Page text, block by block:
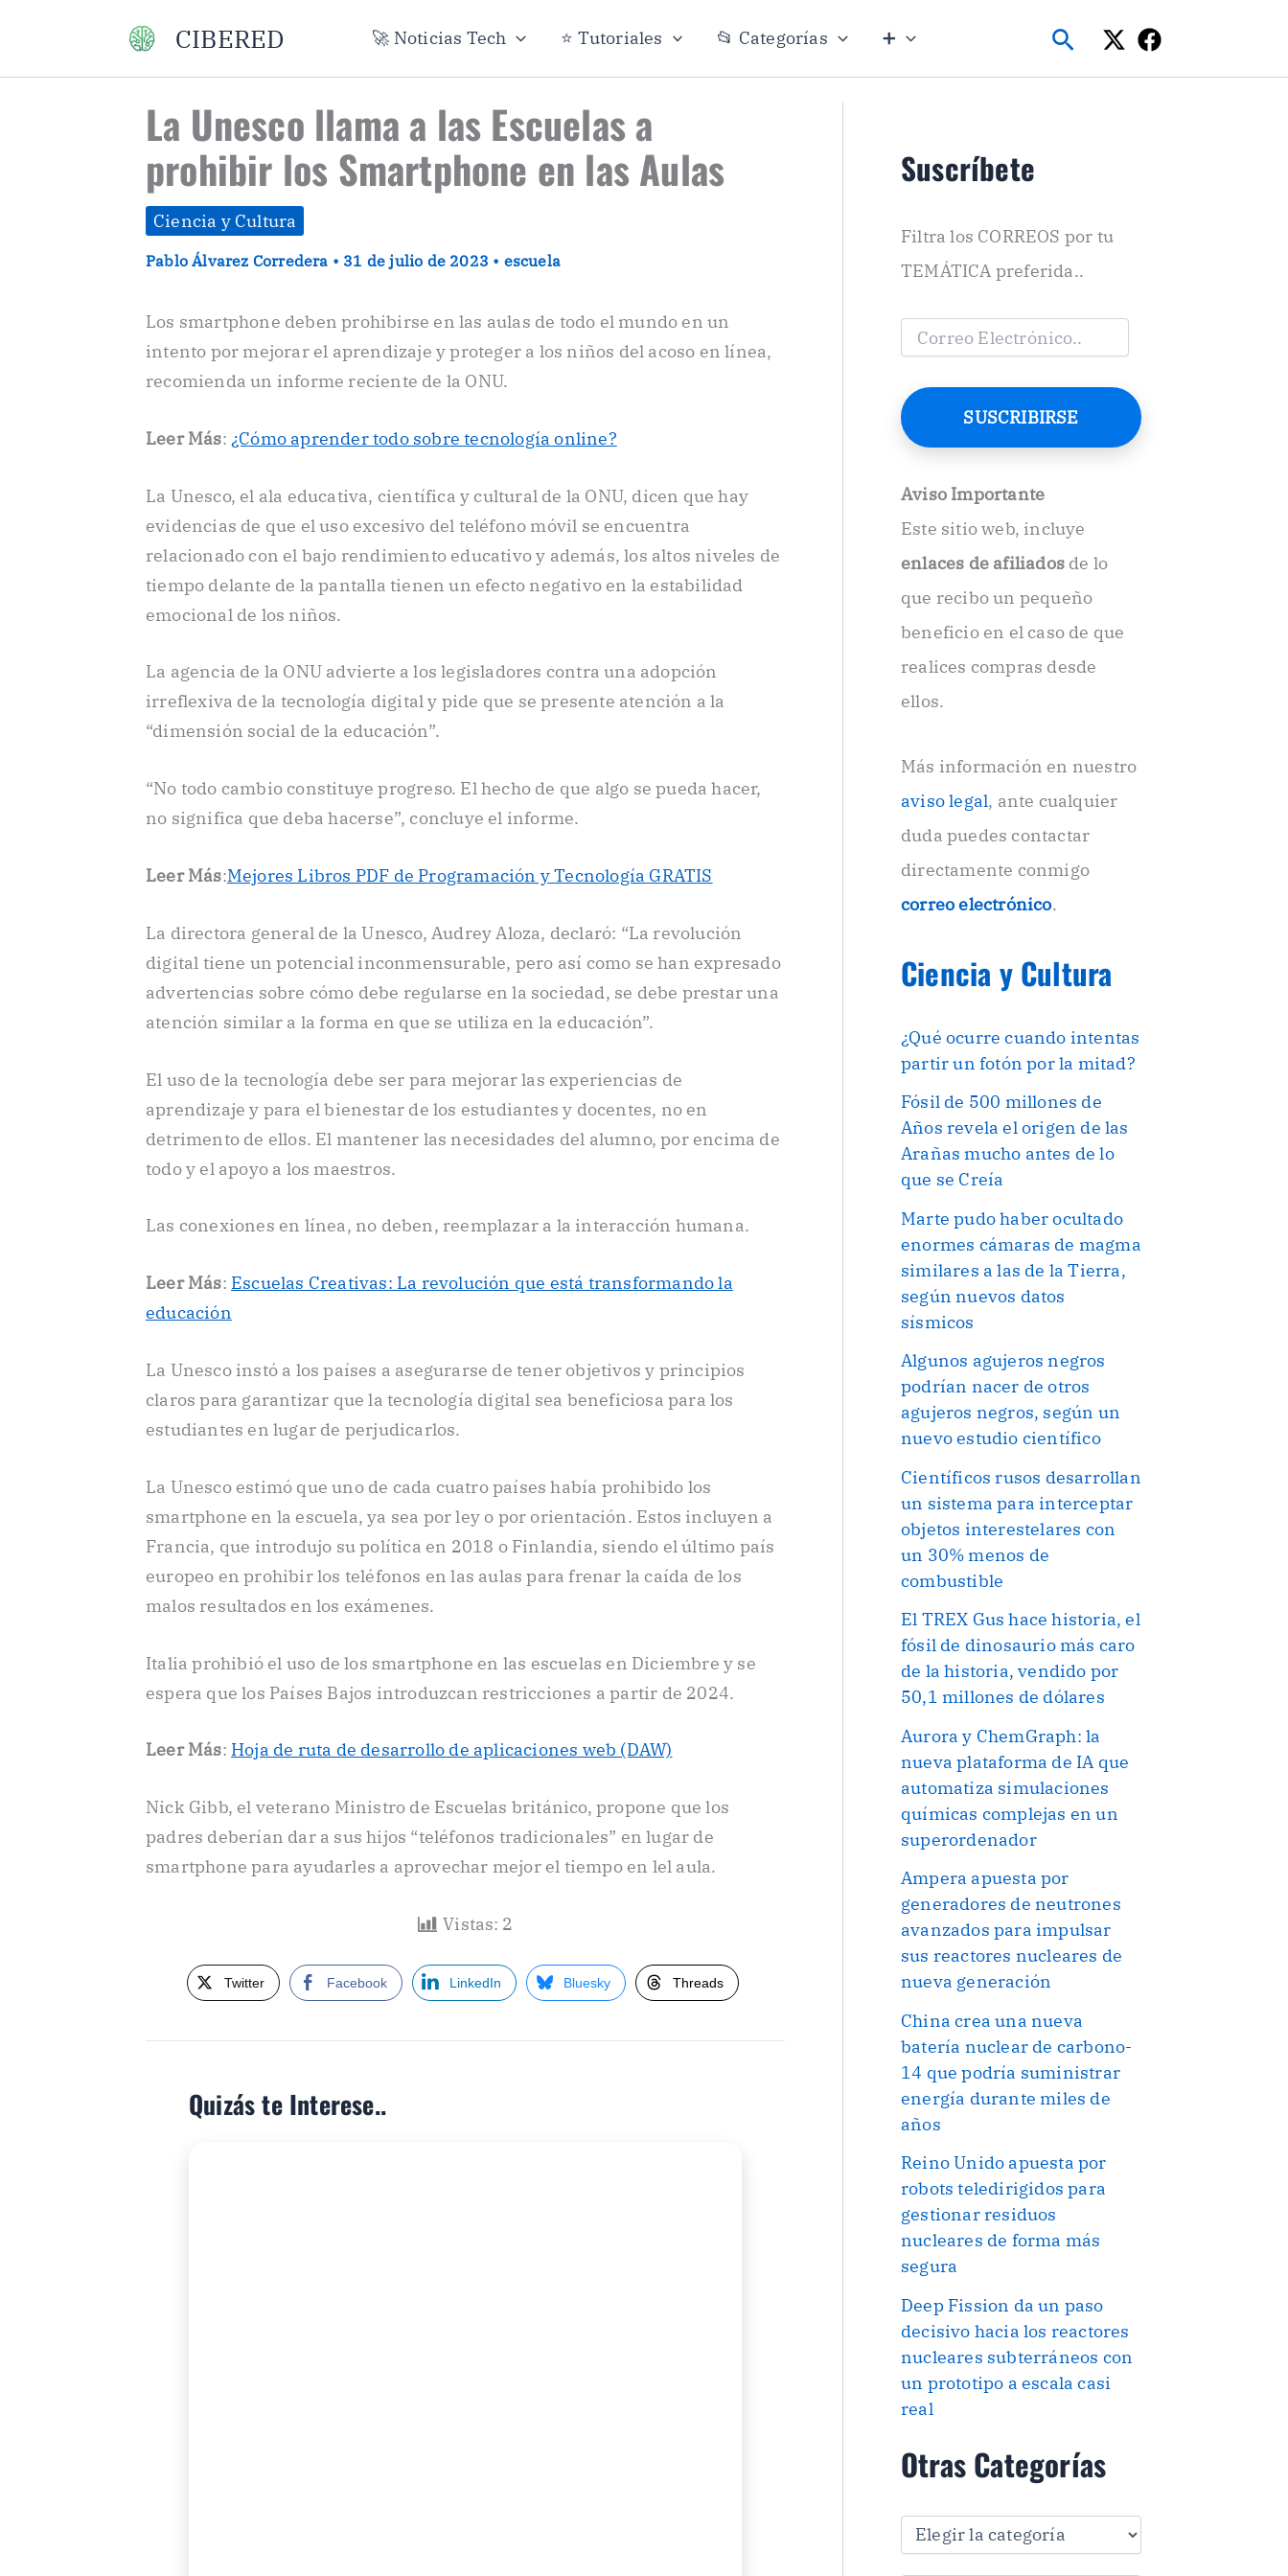
contenido
CIBERED 🚀 Noticias Tech ⭐ Tutoriales 📂 Categorías ➕ Buscar
La Unesco llama a las Escuelas a
prohibir los Smartphone en las Aulas
Ciencia y Cultura
Pablo Álvarez Corredera • 31 de julio de 2023 • escuela
Los smartphone deben prohibirse en las aulas de todo el mundo en un
intento por mejorar el aprendizaje y proteger a los niños del acoso en línea,
recomienda un informe reciente de la ONU.
Leer Más:¿Cómo aprender todo sobre tecnología online?
La Unesco, el ala educativa, científica y cultural de la ONU, dicen que hay
evidencias de que el uso excesivo del teléfono móvil se encuentra
relacionado con el bajo rendimiento educativo y además, los altos niveles de
tiempo delante de la pantalla tienen un efecto negativo en la estabilidad
emocional de los niños.
La agencia de la ONU advierte a los legisladores contra una adopción
irreflexiva de la tecnología digital y pide que se presente atención a la
“dimensión social de la educación”.
“No todo cambio constituye progreso. El hecho de que algo se pueda hacer,
no significa que deba hacerse”, concluye el informe.
Leer Más:Mejores Libros PDF de Programación y Tecnología GRATIS
La directora general de la Unesco, Audrey Aloza, declaró: “La revolución
digital tiene un potencial inconmensurable, pero así como se han expresado
advertencias sobre cómo debe regularse en la sociedad, se debe prestar una
atención similar a la forma en que se utiliza en la educación”.
El uso de la tecnología debe ser para mejorar las experiencias de
aprendizaje y para el bienestar de los estudiantes y docentes, no en
detrimento de ellos. El mantener las necesidades del alumno, por encima de
todo y el apoyo a los maestros.
Las conexiones en línea, no deben, reemplazar a la interacción humana.
Leer Más: Escuelas Creativas: La revolución que está transformando la
educación
La Unesco instó a los países a asegurarse de tener objetivos y principios
claros para garantizar que la tecnología digital sea beneficiosa para los
estudiantes en lugar de perjudicarlos.
La Unesco estimó que uno de cada cuatro países había prohibido los
smartphone en la escuela, ya sea por ley o por orientación. Estos incluyen a
Francia, que introdujo su política en 2018 o Finlandia, siendo el último país
europeo en prohibir los teléfonos en las aulas para frenar la caída de los
malos resultados en los exámenes.
Italia prohibió el uso de los smartphone en las escuelas en Diciembre y se
espera que los Países Bajos introduzcan restricciones a partir de 2024.
Leer Más: Hoja de ruta de desarrollo de aplicaciones web (DAW)
Nick Gibb, el veterano Ministro de Escuelas británico, propone que los
padres deberían dar a sus hijos “teléfonos tradicionales” en lugar de
smartphone para ayudarles a aprovechar mejor el tiempo en lel aula.
Vistas: 2
Twitter Facebook LinkedIn Bluesky Threads
Quizás te Interese..
Suscríbete
Filtra los CORREOS por tu
TEMÁTICA preferida..
C
e
o
E
c
t
r
ó
i
o
.
SUSCRIBIRSE
Aviso Importante
Este sitio web, incluye
enlaces de afiliados de lo
que recibo un pequeño
beneficio en el caso de que
realices compras desde
ellos.
Más información en nuestro
aviso legal, ante cualquier
duda puedes contactar
directamente conmigo
correo electrónico.
Ciencia y Cultura
¿Qué ocurre cuando intentas
partir un fotón por la mitad?
Fósil de 500 millones de
Años revela el origen de las
Arañas mucho antes de lo
que se Creía
Marte pudo haber ocultado
enormes cámaras de magma
similares a las de la Tierra,
según nuevos datos
sísmicos
Algunos agujeros negros
podrían nacer de otros
agujeros negros, según un
nuevo estudio científico
Científicos rusos desarrollan
un sistema para interceptar
objetos interestelares con
un 30% menos de
combustible
El TREX Gus hace historia, el
fósil de dinosaurio más caro
de la historia, vendido por
50,1 millones de dólares
Aurora y ChemGraph: la
nueva plataforma de IA que
automatiza simulaciones
químicas complejas en un
superordenador
Ampera apuesta por
generadores de neutrones
avanzados para impulsar
sus reactores nucleares de
nueva generación
China crea una nueva
batería nuclear de carbono-
14 que podría suministrar
energía durante miles de
años
Reino Unido apuesta por
robots teledirigidos para
gestionar residuos
nucleares de forma más
segura
Deep Fission da un paso
decisivo hacia los reactores
nucleares subterráneos con
un prototipo a escala casi
real
Otras Categorías
O